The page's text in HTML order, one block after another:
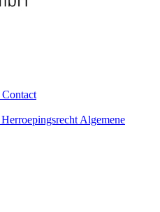
Contact
Herroepingsrecht Algemene